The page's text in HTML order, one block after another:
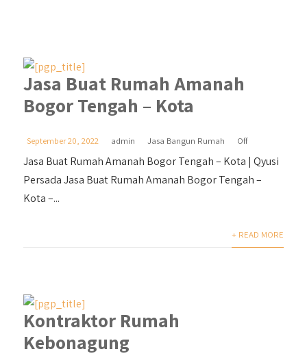
Jasa Buat Rumah Amanah
Bogor Tengah – Kota
September 20, 2022 admin Jasa Bangun Rumah Off
Jasa Buat Rumah Amanah Bogor Tengah – Kota | Qyusi
Persada Jasa Buat Rumah Amanah Bogor Tengah –
Kota –...
+ READ MORE
Kontraktor Rumah
Kebonagung